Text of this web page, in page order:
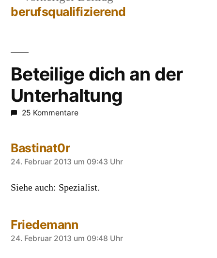
Beitrag:
berufsqualifizierend
Beteilige dich an der
Unterhaltung
25 Kommentare
Bastinat0r
sagt:
24. Februar 2013 um 09:43 Uhr
Siehe auch: Spezialist.
Friedemann
sagt:
24. Februar 2013 um 09:48 Uhr